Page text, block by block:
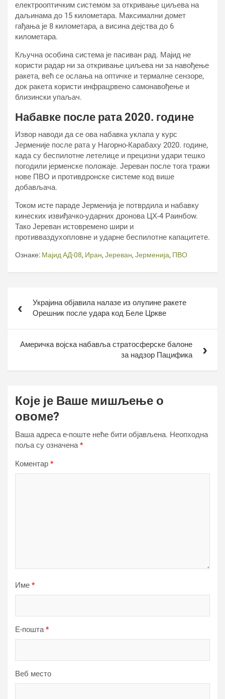
електрооптичким системом за откривање циљева на
даљинама до 15 километара. Максимални домет
гађања је 8 километара, а висина дејства до 6
километара.
Кључна особина система је пасиван рад. Мајид не
користи радар ни за откривање циљева ни за навођење
ракета, већ се ослања на оптичке и термалне сензоре,
док ракета користи инфрацрвено самонавођење и
близински упаљач.
Набавке после рата 2020. године
Извор наводи да се ова набавка уклапа у курс
Јерменије после рата у Нагорно-Карабаху 2020. године,
када су беспилотне летелице и прецизни удари тешко
погодили јерменске положаје. Јереван после тога тражи
нове ПВО и противдронске системе код више
добављача.
Током исте параде Јерменија је потврдила и набавку
кинеских извиђачко-ударних дронова ЦХ-4 Раинбоw.
Тако Јереван истовремено шири и
противваздухопловне и ударне беспилотне капацитете.
Ознаке: Мајид АД-08, Иран, Јереван, Јерменија, ПВО
чланкаУкрајина објавила налазе из олупине ракете
Орешник после удара код Беле Цркве
Америчка војска набавља стратосферске балоне
за надзор Пацифика
Које је Ваше мишљење о
овоме?
Ваша адреса е-поште неће бити објављена. Неопходна
поља су означена*
Коментар *
Име *
Е-пошта*
Веб место